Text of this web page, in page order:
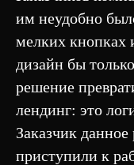
им неудобно
мелких кнопках
дизайн бы
решение
лендинг: это
Заказчик
приступили к